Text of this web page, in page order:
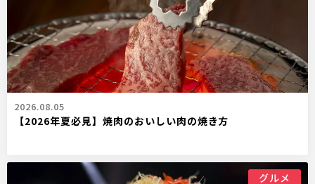
2026.08.05
【2026年夏必見】焼肉のおいしい肉の焼き方
グルメ